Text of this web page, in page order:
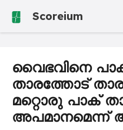
Scoreium
വൈഭവിനെ
താരത്തോട്
മറ്റൊരു പാക്
അപമാനമെന്ന്